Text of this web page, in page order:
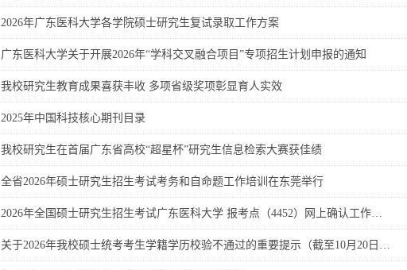
2026年广东医科大学各学院硕士研究生复试录取工作方案
广东医科大学关于开展2026年“学科交叉融合项目”专项招生计划申报的通知
我校研究生教育成果喜获丰收 多项省级奖项彰显育人实效
2025年中国科技核心期刊目录
我校研究生在首届广东省高校“超星杯”研究生信息检索大赛获佳绩
全省2026年硕士研究生招生考试考务和自命题工作培训在东莞举行
2026年全国硕士研究生招生考试广东医科大学 报考点（4452）网上确认工作…
关于2026年我校硕士统考考生学籍学历校验不通过的重要提示（截至10月20日…